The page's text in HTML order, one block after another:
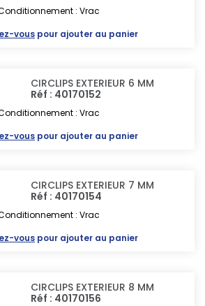
: Vrac
vous pour ajouter au panier
CIRCLIPS EXTERIEUR 6 MM
Réf : 40170152
: Vrac
vous pour ajouter au panier
CIRCLIPS EXTERIEUR 7 MM
Réf : 40170154
: Vrac
vous pour ajouter au panier
CIRCLIPS EXTERIEUR 8 MM
Réf : 40170156